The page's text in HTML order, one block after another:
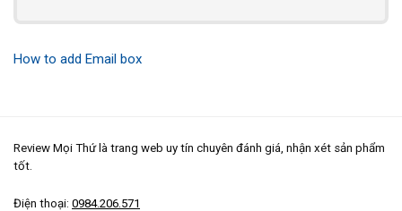
How to add Email box
Review Mọi Thứ là trang web uy tín chuyên đánh giá, nhận xét sản phẩm
tốt.
Điện thoại: 0984.206.571